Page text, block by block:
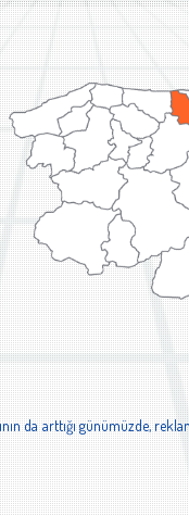
da arttığı günümüzde,